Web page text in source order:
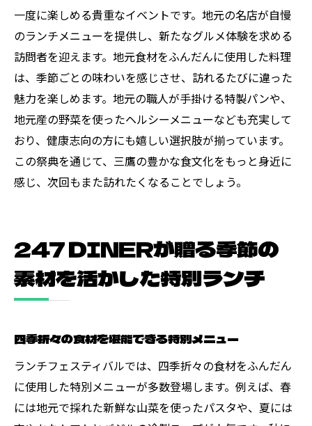
フェスティバルを通じて感じる三鷹の活力
訪れる人々を魅了する三鷹のグルメ
ランチフェスティバルが伝える三鷹の風土
三鷹ならではの雰囲気を楽しむランチタイ
ム
247 DINERのフェスティバルで特別な時間を過
ごそう
247 DINERで味わう心温まるランチタイム
ピタリティ
247 DINERのランチで過ごす至福のひとと
き
ル
一度に楽しめる貴重なイベントです。地元の名店が自慢
のランチメニューを提供し、新たなグルメ体験を求める
訪問者を迎えます。地元食材をふんだんに使用した料理
は、季節ごとの味わいを感じさせ、訪れるたびに違った
魅力を楽しめます。地元の職人が手掛ける特製パンや、
地元産の野菜を使ったヘルシーメニューなども充実して
おり、健康志向の方にも嬉しい選択肢が揃っています。
この祭典を通じて、三鷹の豊かな食文化をもっと身近に
感じ、次回もまた訪れたくなることでしょう。
247 DINERが贈る季節の
素材を活かした特別ランチ
四季折々の食材を堪能できる特別メニュー
ランチフェスティバルでは、四季折々の食材をふんだん
に使用した特別メニューが多数登場します。例えば、春
には地元で採れた新鮮な山菜を使ったパスタや、夏には